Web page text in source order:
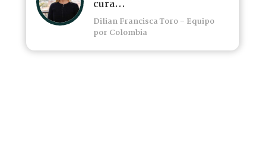
cura...
Dilian Francisca Toro - Equipo
por Colombia